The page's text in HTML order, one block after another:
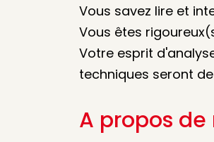
Vous savez lire et
Vous êtes
Votre esprit
techniques seront
A propos